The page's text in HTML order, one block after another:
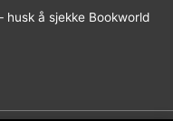
husk å sjekke Bookworld